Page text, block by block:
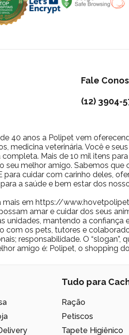
Fale
(12) 3904-
40 anos a Polipet vem
medicina veterinária. Você e
Mais de 10 mil itens
seu melhor amigo. Sabemos
para cuidar com carinho deles,
a saúde e bem estar dos
mais em https://
amar e cuidar dos seus
unidades, mantendo a confiança
com os pets, tutores e
responsabilidade. O
amigo é: Polipet, o shopping
Tudo para
Ração
Petiscos
Tapete Higiênico